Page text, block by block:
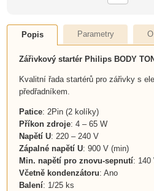
Popis Parametry
Zářivkový startér Philips BODY
Kvalitní řada startérů pro zářivky s
předřadníkem.
Patice: 2Pin (2 kolíky)
Příkon zdroje: 4 – 65 W
Napětí U: 220 – 240 V
Zápalné napětí U: 900 V (min)
Min. napětí pro znovu-sepnutí: 140
Včetně kondenzátoru: Ano
Balení: 1/25 ks